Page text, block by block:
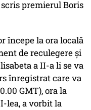
premierul Boris
începe la ora locală
de reculegere şi
a II-a li se va
înregistrat care va
GMT), ora la
lea, a vorbit la